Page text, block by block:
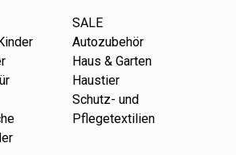
SALE
Autozubehör
Haus & Garten
Haustier
Schutz- und
Pflegetextilien